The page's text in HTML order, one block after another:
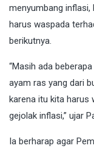
menyumbang inflasi,
harus waspada
berikutnya.
“Masih ada
ayam ras yang dari
karena itu kita harus
gejolak inflasi,” ujar
Ia berharap agar